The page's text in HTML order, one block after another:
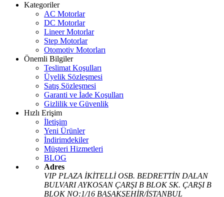
Kategoriler
AC Motorlar
DC Motorlar
Lineer Motorlar
Step Motorlar
Otomotiv Motorları
Önemli Bilgiler
Teslimat Koşulları
Üyelik Sözleşmesi
Satış Sözleşmesi
Garanti ve İade Koşulları
Gizlilik ve Güvenlik
Hızlı Erişim
İletişim
Yeni Ürünler
İndirimdekiler
Müşteri Hizmetleri
BLOG
Adres
VIP PLAZA İKİTELLİ OSB. BEDRETTİN DALAN
BULVARI AYKOSAN ÇARŞI B BLOK SK. ÇARŞI B
BLOK NO:1/16 BAŞAKŞEHİR/İSTANBUL